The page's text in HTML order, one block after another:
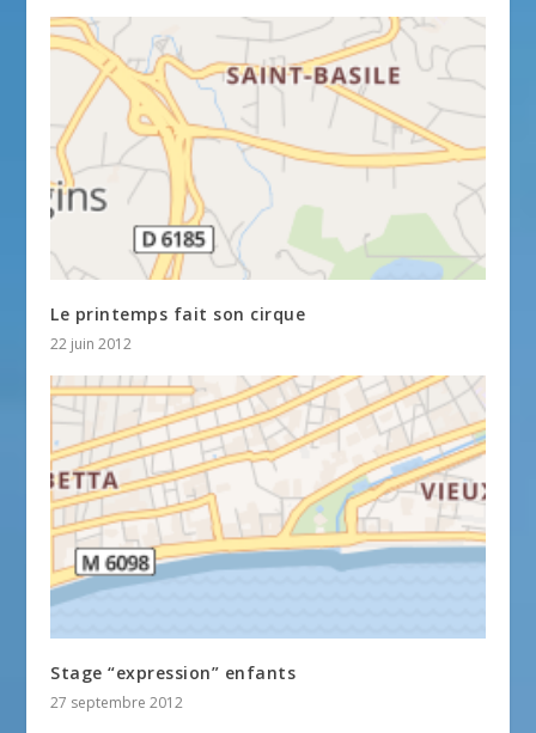
Le printemps fait son cirque
22 juin 2012
Stage “expression” enfants
27 septembre 2012